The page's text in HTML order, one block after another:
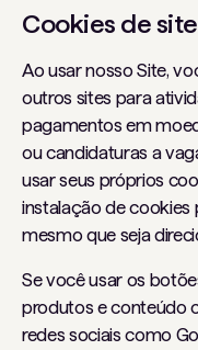
Cookies de
Ao usar nosso Site,
outros sites para
pagamentos em
ou candidaturas a
usar seus próprios
instalação de cookies
mesmo que seja
Se você usar os
produtos e conteúdo
redes sociais como